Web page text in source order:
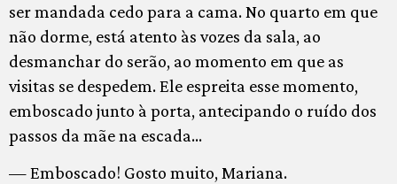
ser mandada cedo para a cama. No quarto em que
não dorme, está atento às vozes da sala, ao
desmanchar do serão, ao momento em que as
visitas se despedem. Ele espreita esse momento,
emboscado junto à porta, antecipando o ruído dos
passos da mãe na escada…
— Emboscado! Gosto muito, Mariana.